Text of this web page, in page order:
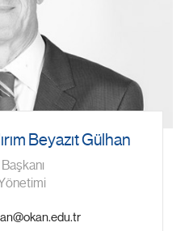
Beyazıt Gülhan